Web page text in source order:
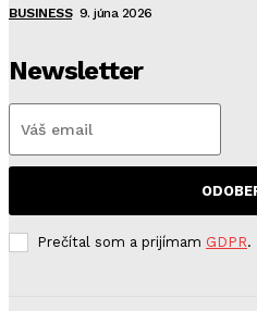
BUSINESS 9. júna 2026
Newsletter
Prečítal som a prijímam GDPR.